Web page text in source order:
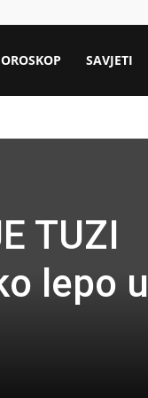
SAVJETI
TUZI
lepo u